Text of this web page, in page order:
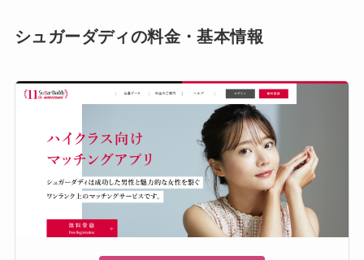
シュガーダディの料金・基本情報